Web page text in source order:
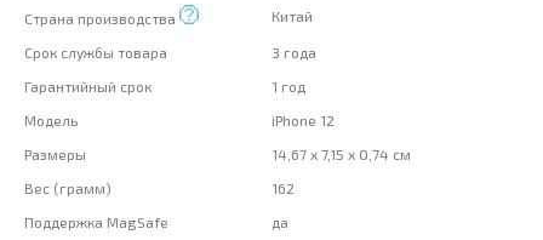
Страна производства Китай
Срок службы товара
3 года
Гарантийный срок
1 год
Модель
iPhone 12
Размеры
14,67 x 7,15 x 0,74 см
Вес (грамм)
162
Поддержка MagSafe
да